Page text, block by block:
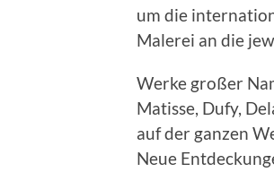
um die
Malerei an die
Werke großer
Matisse, Dufy,
auf der ganzen
Neue